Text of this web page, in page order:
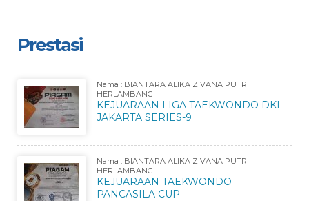
Prestasi
Nama : BIANTARA ALIKA ZIVANA PUTRI
HERLAMBANG
KEJUARAAN LIGA TAEKWONDO DKI
JAKARTA SERIES-9
Nama : BIANTARA ALIKA ZIVANA PUTRI
HERLAMBANG
KEJUARAAN TAEKWONDO
PANCASILA CUP